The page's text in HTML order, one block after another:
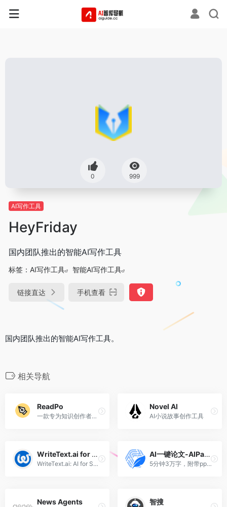
0 999
AI写作工具
HeyFriday
国内团队推出的智能AI写作工具
标签： AI写作工具 智能AI写作工具
链接直达 手机查看
国内团队推出的智能AI写作工具。
相关导航
ReadPo
一款专为知识创作者设计的AI驱动的读写助手
Novel Al
AI小说故事创作工具
WriteText.ai for Shopify
WriteText.ai: AI for Shopify simplifies SEO content creation.
AI一键论文-AIPaperPass
5分钟3万字，附带ppt，开题报告，40篇真实参考文献，查重超过10%退费！
News Agents 智搜